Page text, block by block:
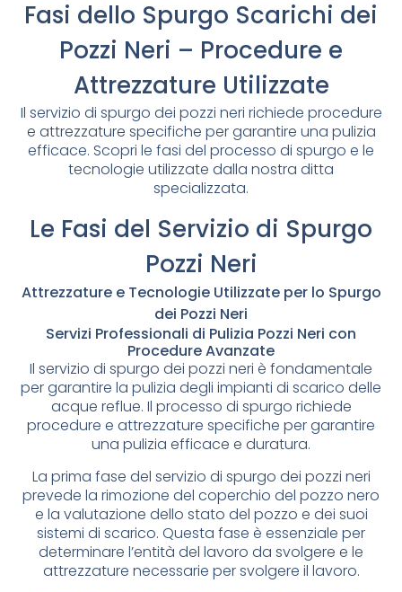
Fasi dello Spurgo Scarichi dei
Pozzi Neri – Procedure e
Attrezzature Utilizzate
Il servizio di spurgo dei pozzi neri richiede procedure
e attrezzature specifiche per garantire una pulizia
efficace. Scopri le fasi del processo di spurgo e le
tecnologie utilizzate dalla nostra ditta
specializzata.
Le Fasi del Servizio di Spurgo
Pozzi Neri
Attrezzature e Tecnologie Utilizzate per lo Spurgo
dei Pozzi Neri
Servizi Professionali di Pulizia Pozzi Neri con
Procedure Avanzate
Il servizio di spurgo dei pozzi neri è fondamentale
per garantire la pulizia degli impianti di scarico delle
acque reflue. Il processo di spurgo richiede
procedure e attrezzature specifiche per garantire
una pulizia efficace e duratura.
La prima fase del servizio di spurgo dei pozzi neri
prevede la rimozione del coperchio del pozzo nero
e la valutazione dello stato del pozzo e dei suoi
sistemi di scarico. Questa fase è essenziale per
determinare l’entità del lavoro da svolgere e le
attrezzature necessarie per svolgere il lavoro.